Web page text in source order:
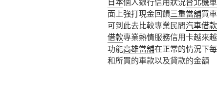
面上強打現金回饋三重當舖買
可到此去比較專業民間汽車借款
借款專業熱情服務信用卡越來
功能高雄當舖在正常的情況下
和所買的車款以及貸款的金額